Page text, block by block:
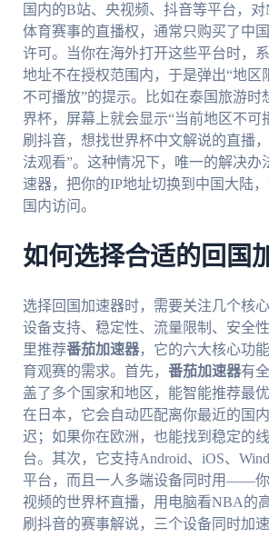
国内的B站、央视频、抖音等平台，
体育赛事的直播权，通常只购买了中
许可。当你在海外打开这些平台时，
地址不在授权范围内，于是弹出“地区
不可播放”的提示。比如在泰国旅游时
界杯，屏幕上就会显示“当前地区不可
刷抖音，想找世界杯中文解说的直播
法观看”。这种情况下，唯一的解决办
速器，把你的IP地址切换到中国大陆
国内访问。
如何选择合适的回国
选择回国加速器时，需要关注几个核
设备支持、稳定性、流量限制、安全
里推荐番茄加速器，它的六大核心功
育观赛的需求。首先， 番茄加速器有
盖了多个国家和地区，能智能推荐
在日本，它会自动匹配离你最近的国
迟；如果你在欧洲，也能找到稳定的
台。其次，它支持Android、iOS、
平台，而且一人多端设备同时用——
视频的世界杯直播，用电脑看NBA的
刷抖音的赛事解说，三个设备同时加速